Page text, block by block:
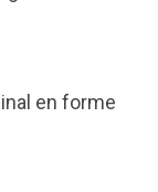
en forme